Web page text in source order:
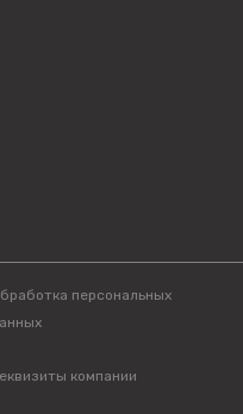
персональных
компании